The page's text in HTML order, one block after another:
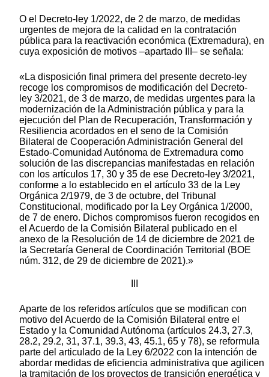
O el Decreto-ley 1/2022, de 2 de marzo, de medidas
urgentes de mejora de la calidad en la contratación
pública para la reactivación económica (Extremadura), en
cuya exposición de motivos –apartado III– se señala:
«La disposición final primera del presente decreto-ley
recoge los compromisos de modificación del Decreto-
ley 3/2021, de 3 de marzo, de medidas urgentes para la
modernización de la Administración pública y para la
ejecución del Plan de Recuperación, Transformación y
Resiliencia acordados en el seno de la Comisión
Bilateral de Cooperación Administración General del
Estado-Comunidad Autónoma de Extremadura como
solución de las discrepancias manifestadas en relación
con los artículos 17, 30 y 35 de ese Decreto-ley 3/2021,
conforme a lo establecido en el artículo 33 de la Ley
Orgánica 2/1979, de 3 de octubre, del Tribunal
Constitucional, modificado por la Ley Orgánica 1/2000,
de 7 de enero. Dichos compromisos fueron recogidos en
el Acuerdo de la Comisión Bilateral publicado en el
anexo de la Resolución de 14 de diciembre de 2021 de
la Secretaría General de Coordinación Territorial (BOE
núm. 312, de 29 de diciembre de 2021).»
Aparte de los referidos artículos que se modifican con
motivo del Acuerdo de la Comisión Bilateral entre el
Estado y la Comunidad Autónoma (artículos 24.3, 27.3,
28.2, 29.2, 31, 37.1, 39.3, 43, 45.1, 65 y 78), se reformula
parte del articulado de la Ley 6/2022 con la intención de
abordar medidas de eficiencia administrativa que agilicen
la tramitación de los proyectos de transición energética y